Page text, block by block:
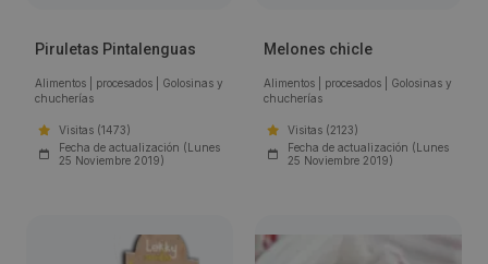
Piruletas Pintalenguas
Alimentos procesados
Golosinas y
chucherías
Visitas (1473)
Fecha de actualización (Lunes
25 Noviembre 2019)
Melones chicle
Alimentos procesados
Golosinas y
chucherías
Visitas (2123)
Fecha de actualización (Lunes
25 Noviembre 2019)